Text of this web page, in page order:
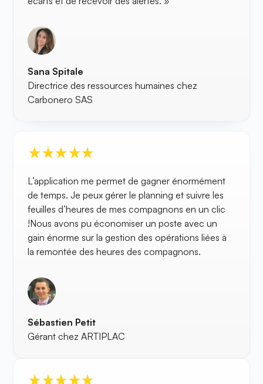
Sana Spitale
Directrice des ressources humaines chez
Carbonero SAS
L’application me permet de gagner énormément
de temps. Je peux gérer le planning et suivre les
feuilles d’heures de mes compagnons en un clic
!Nous avons pu économiser un poste avec un
gain énorme sur la gestion des opérations liées à
la remontée des heures des compagnons.
Sébastien Petit
Gérant chez ARTIPLAC